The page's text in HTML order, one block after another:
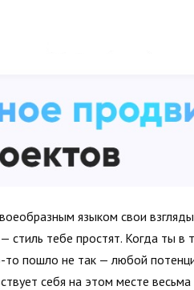
языком свои
стиль тебе простят. Когда ты в
пошло не так — любой
себя на этом месте